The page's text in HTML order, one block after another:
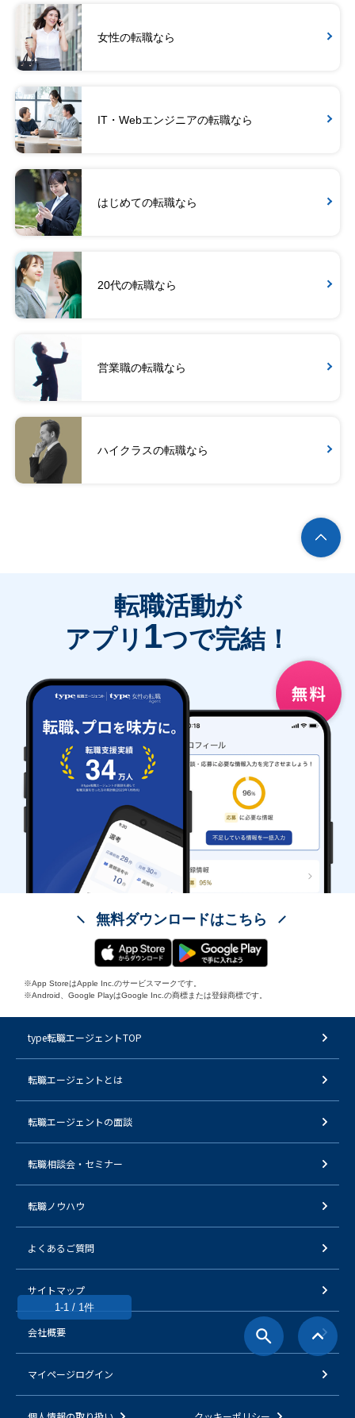
女性の転職なら
IT・Webエンジニアの転職なら
はじめての転職なら
20代の転職なら
営業職の転職なら
ハイクラスの転職なら
1-1 / 1件
転職活動が
アプリ 1つで完結！
無料ダウンロードはこちら
※App StoreはApple Inc.のサービスマークです。
※Android、Google PlayはGoogle Inc.の商標または登録商標です。
type転職エージェントTOP
転職エージェントとは
転職エージェントの面談
転職相談会・セミナー
転職ノウハウ
よくあるご質問
サイトマップ
会社概要
マイページログイン